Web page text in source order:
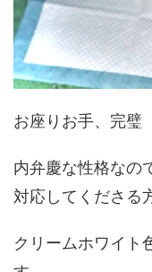
お座りお手、完璧
内弁慶な性格なの
対応してくださる
クリームホワイト